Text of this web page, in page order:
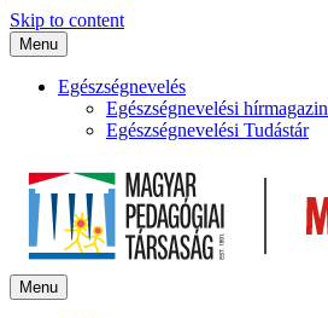
Skip to content
Menu
Egészségnevelés
Egészségnevelési hírmagazin
Egészségnevelési Tudástár
Menu